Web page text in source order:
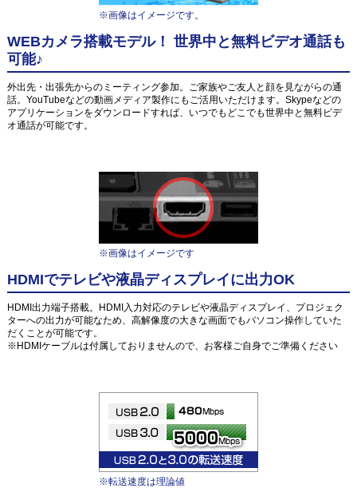
※画像はイメージです。
WEBカメラ搭載モデル！ 世界中と無料ビデオ通話も
可能♪
外出先・出張先からのミーティング参加。ご家族やご友人と顔を見ながらの通
話。YouTubeなどの動画メディア製作にもご活用いただけます。Skypeなどの
アプリケーションをダウンロードすれば、いつでもどこでも世界中と無料ビデ
オ通話が可能です。
※画像はイメージです
HDMIでテレビや液晶ディスプレイに出力OK
HDMI出力端子搭載。HDMI入力対応のテレビや液晶ディスプレイ、プロジェク
ターへの出力が可能なため、高解像度の大きな画面でもパソコン操作していた
だくことが可能です。
※HDMIケーブルは付属しておりませんので、お客様ご自身でご準備ください
※転送速度は理論値